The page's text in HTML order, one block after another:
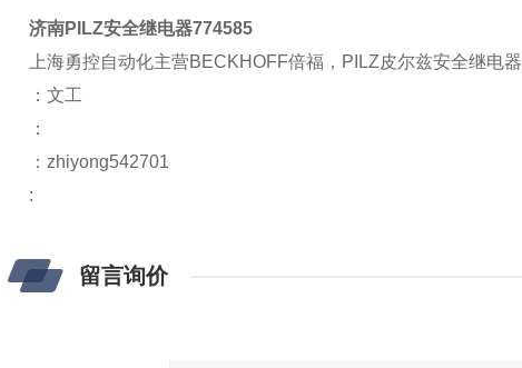
济南PILZ安全继电器774585
上海勇控自动化主营BECKHOFF倍福，PILZ皮尔兹安全继电器
：文工
：
：zhiyong542701
:
留言询价